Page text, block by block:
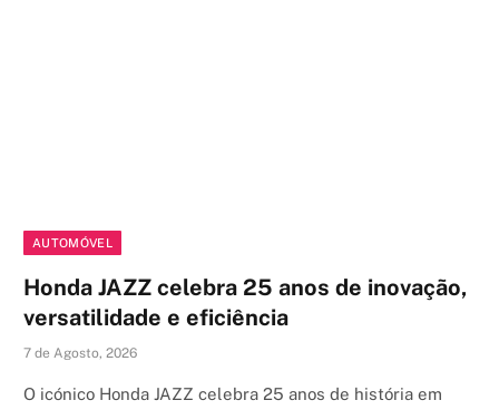
AUTOMÓVEL
Honda JAZZ celebra 25 anos de inovação,
versatilidade e eficiência
7 de Agosto, 2026
O icónico Honda JAZZ celebra 25 anos de história em